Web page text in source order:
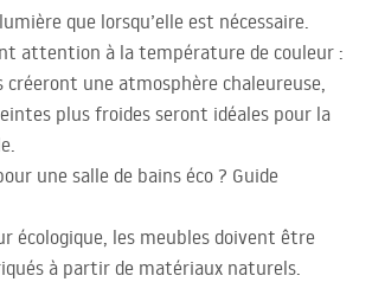
que lorsqu’elle est nécessaire.
attention à la température de couleur :
créeront une atmosphère chaleureuse,
plus froides seront idéales pour la
une salle de bains éco ? Guide
écologique, les meubles doivent être
à partir de matériaux naturels.